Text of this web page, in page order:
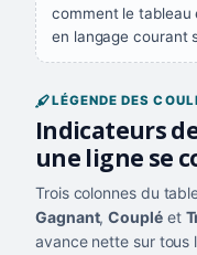
comment le
en langage courant
LÉGENDE DES
Indicateurs
une ligne se
Trois colonnes du
Gagnant,Coupléet
avance nette sur tous